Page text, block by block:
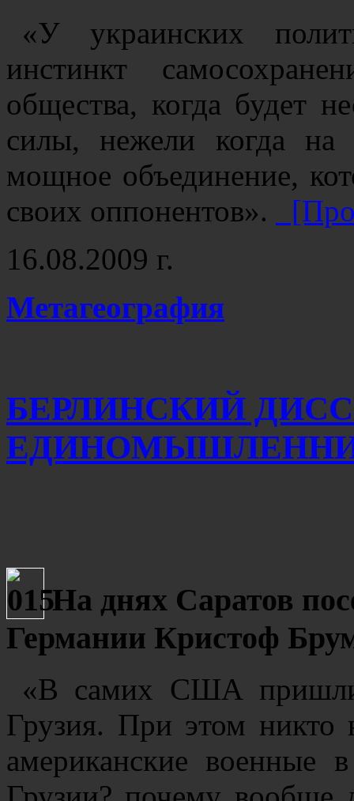
«У украинских
инстинкт
общества, когда будет
силы, нежели когда на
мощное объединение,
своих оппонентов».
16.08.2009 г.
Метагеография
БЕРЛИНСКИЙ
На днях Саратов
Германии Кристоф
«В самих США пришли
Грузия. При этом никто
американские